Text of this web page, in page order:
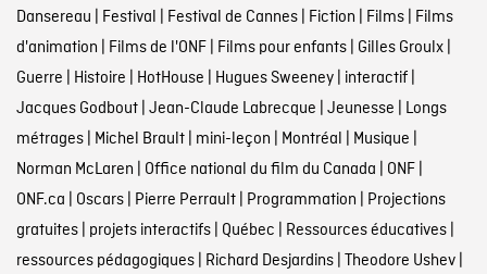
Dansereau | Festival | Festival de Cannes| Fiction | Films| Films
d'animation | Films de l'ONF| Films pour enfants| Gilles Groulx|
Guerre | Histoire | HotHouse | Hugues Sweeney| interactif|
Jacques Godbout| Jean-Claude Labrecque | Jeunesse | Longs
métrages| Michel Brault| mini-leçon | Montréal | Musique |
Norman McLaren | Office national du film du Canada | ONF|
ONF.ca | Oscars| Pierre Perrault| Programmation | Projections
gratuites| projets interactifs| Québec | Ressources éducatives|
ressources pédagogiques| Richard Desjardins| Theodore Ushev|